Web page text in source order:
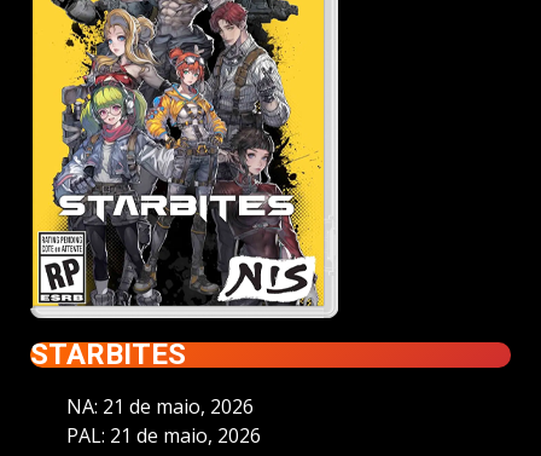
STARBITES
NA: 21 de maio, 2026
PAL: 21 de maio, 2026